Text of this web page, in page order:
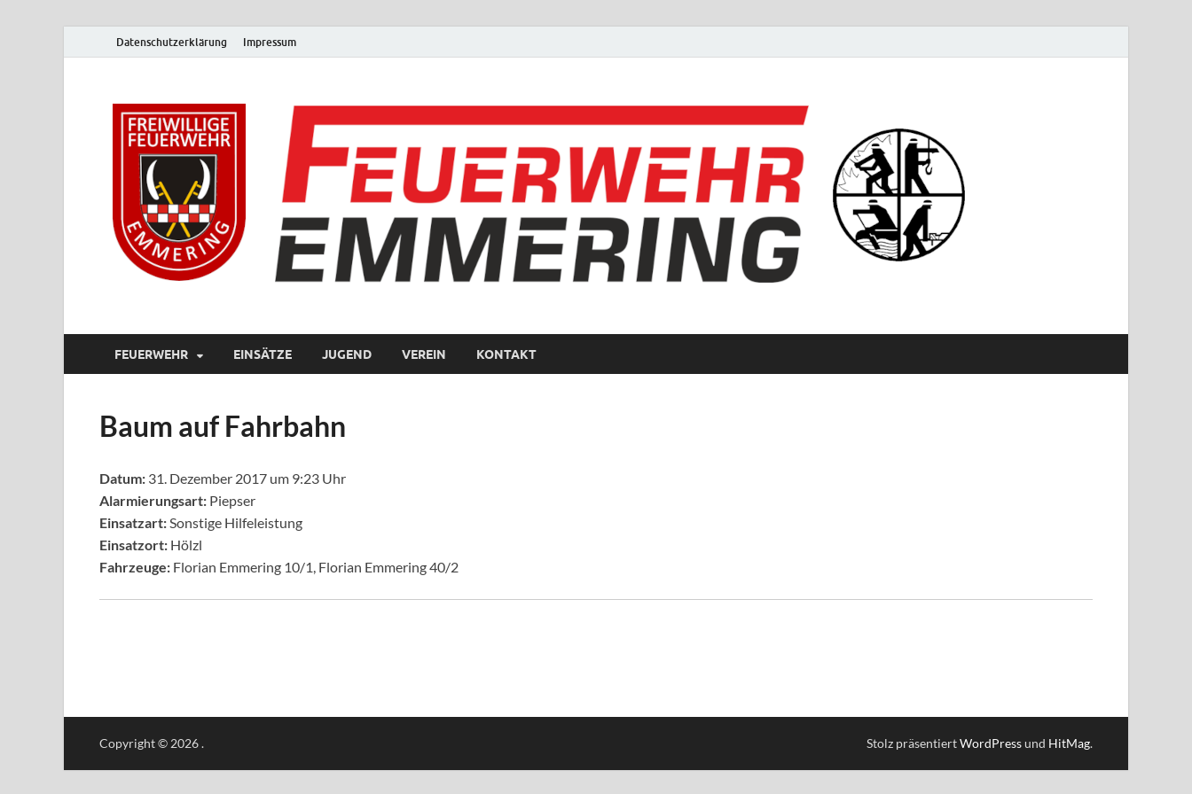
Datenschutzerklärung Impressum
FEUERWEHR EINSÄTZE JUGEND VEREIN KONTAKT
Baum auf Fahrbahn
Datum: 31. Dezember 2017 um 9:23 Uhr
Alarmierungsart: Piepser
Einsatzart:Sonstige Hilfeleistung
Einsatzort: Hölzl
Fahrzeuge: Florian Emmering 10/1, Florian Emmering 40/2
Copyright © 2026. Stolz präsentiertWordPressund HitMag.